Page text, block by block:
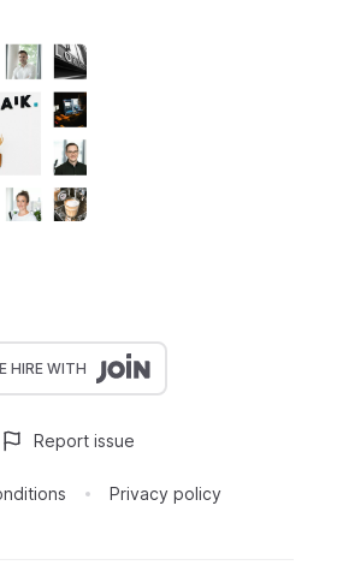
HIRE WITH
Privacy policy
Report issue